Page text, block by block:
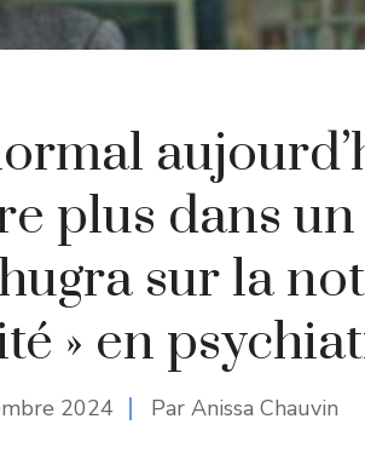
plus dans un
sur la
» en
2024 Par Anissa Chauvin